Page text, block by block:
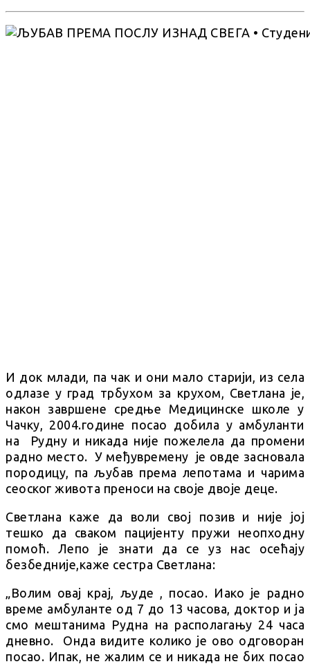
И док млади, па чак и они мало старији, из села
одлазе у град трбухом за крухом, Светлана је,
након завршене средње Медицинске школе у
Чачку, 2004.године посао добила у амбуланти
на Рудну и никада није пожелела да промени
радно место. У међувремену је овде засновала
породицу, па љубав према лепотама и чарима
сеоског живота преноси на своје двоје деце.
Светлана каже да воли свој позив и није јој
тешко да сваком пацијенту пружи неопходну
помоћ. Лепо је знати да се уз нас осећају
безбедније,каже сестра Светлана:
„Волим овај крај, људе , посао. Иако је радно
време амбуланте од 7 до 13 часова, доктор и ја
смо мештанима Рудна на располагању 24 часа
дневно. Онда видите колико је ово одговоран
посао. Ипак, не жалим се и никада не бих посао